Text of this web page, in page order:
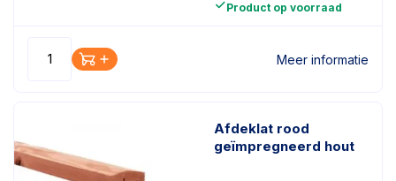
Product op voorraad
Meer informatie
Afdeklat rood
geïmpregneerd hout